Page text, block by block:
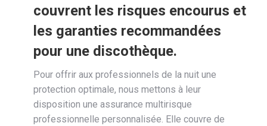
couvrent les risques encourus et
les garanties recommandées
pour une discothèque.
Pour offrir aux professionnels de la nuit une
protection optimale, nous mettons à leur
disposition une assurance multirisque
professionnelle personnalisée. Elle couvre de